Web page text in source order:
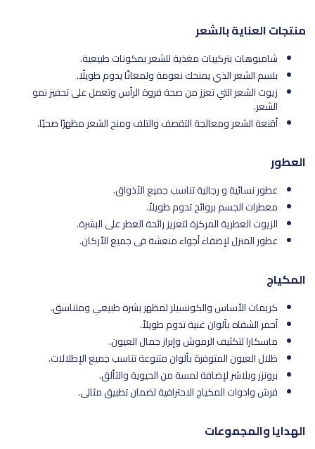
منتجات العناية بالشعر
شامبوهات بتركيبات مغذية للشعر بمكونات طبيعية.
بلسم الشعر الذي يمنحك نعومة ولمعانًا يدوم طويلًا.
زيوت الشعر التي تعزز من صحة فروة الرأس وتعمل على تحفيز نمو
الشعر.
أقنعة الشعر ومعالجة التقصف والتلف ومنح الشعر مظهرًا صحيًا.
العطور
عطور نسائية و رجالية تناسب جميع الأذواق.
معطرات الجسم بروائح تدوم طويلاً.
الزيوت العطرية المركزة لتعزيز رائحة العطر على البشرة.
عطور المنزل لإضفاء أجواء منعشة في جميع الأركان.
المكياج
كريمات الأساس والكونسيلر لمظهر بشرة طبيعي ومتناسق.
أحمر الشفاه بألوان غنية تدوم طويلاً.
ماسكارا لتكثيف الرموش وإبراز جمال العيون.
ظلال العيون المتوفرة بألوان متنوعة تناسب جميع الإطلالات.
برونزر وبلاشر لإضافة لمسة من الحيوية والتألق.
فرش وادوات المكياج الاحترافية لضمان تطبيق مثالي.
الهدايا والمجموعات